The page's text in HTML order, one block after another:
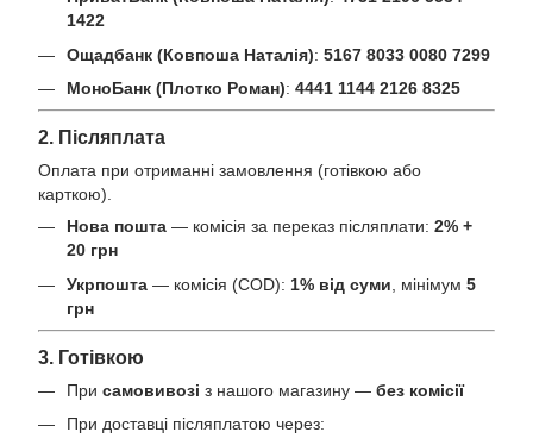
1422
Ощадбанк (Ковпоша Наталія): 5167 8033 0080 7299
МоноБанк (Плотко Роман): 4441 1144 2126 8325
2. Післяплата
Оплата при отриманні замовлення (готівкою або
карткою).
Нова пошта — комісія за переказ післяплати: 2% +
20 грн
Укрпошта — комісія (COD): 1% від суми , мінімум 5
грн
3. Готівкою
При самовивозі з нашого магазину — без комісії
При доставці післяплатою через: